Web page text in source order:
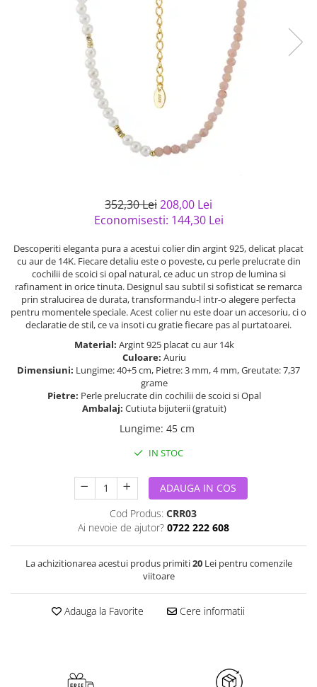
semipretioase
Bijuterii argint placat cu aur
Bijuterii argint cu diverse
Bijuterii argint cu murano
Bijuterii de Lux
Bijuterii gotice si rock
Bijuterii Handmade
Casete si cutii de bijuterii
352,30 Lei208,00 Lei
Economisesti: 144,30 Lei
Descoperiti eleganta pura a acestui colier din argint 925, delicat placat
cu aur de 14K. Fiecare detaliu este o poveste, cu perle prelucrate din
cochilii de scoici si opal natural, ce aduc un strop de lumina si
rafinament in orice tinuta. Designul sau subtil si sofisticat se remarca
prin stralucirea de durata, transformandu-l intr-o alegere perfecta
pentru momentele speciale. Acest colier nu este doar un accesoriu, ci o
declaratie de stil, ce va insoti cu gratie fiecare pas al purtatoarei.
Material: Argint 925 placat cu aur 14k
Culoare: Auriu
Dimensiuni: Lungime: 40+5 cm, Pietre: 3 mm, 4 mm, Greutate: 7,37
grame
Pietre: Perle prelucrate din cochilii de scoici si Opal
Ambalaj: Cutiuta bijuterii (gratuit)
Lungime: 45 cm
IN STOC
ADAUGA IN COS
Cod Produs: CRR03
Ai nevoie de ajutor? 0722 222 608
La achizitionarea acestui produs primiti20Lei pentru comenzile
viitoare
Adauga la Favorite Cere informatii